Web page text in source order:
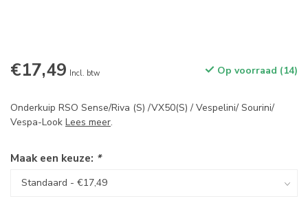
€17,49 Incl. btw Op voorraad (14)
Onderkuip RSO Sense/Riva (S) /VX50(S) / Vespelini/ Sourini/
Vespa-Look Lees meer.
Maak een keuze: *